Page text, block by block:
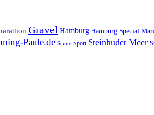
Gravel Hamburg Hamburg Special
Paule.de Sonne Sport Steinhuder Meer